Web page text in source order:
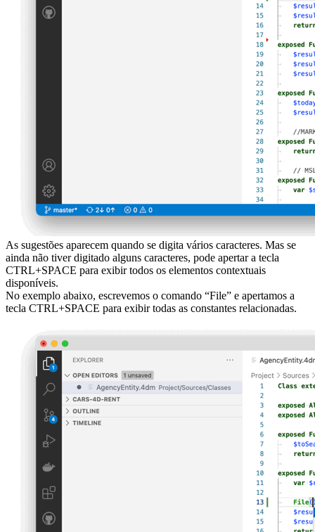
As sugestões aparecem quando se digita vários caracteres. Mas se
ainda não tiver digitado alguns caracteres, pode apertar a tecla
CTRL+SPACE para exibir todos os elementos contextuais
disponíveis.
No exemplo abaixo, escrevemos o comando “File” e apertamos a
tecla CTRL+SPACE para exibir todas as constantes relacionadas.